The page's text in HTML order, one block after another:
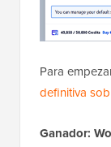
Para
definitiva
Ganador: